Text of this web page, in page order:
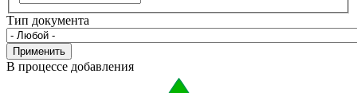
Тип документа
Применить
В процессе добавления